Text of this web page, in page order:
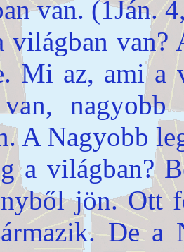
van. (1Ján.
világban van?
Mi az, ami a
van,
A Nagyobb
a világban?
jön. Ott
De a